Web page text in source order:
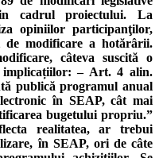
cadrul proiectului. La
opiniilor participanţilor,
modificare a hotărârii.
câteva suscită o
implicațiilor: – Art. 4 alin.
publică programul anual
în SEAP, cât mai
bugetului propriu.”
realitatea, ar trebui
în SEAP, ori de câte